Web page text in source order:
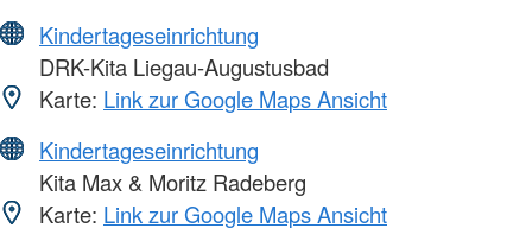
Kindertageseinrichtung
DRK-Kita Liegau-Augustusbad
Karte: Link zur Google Maps Ansicht
Kindertageseinrichtung
Kita Max & Moritz Radeberg
Karte: Link zur Google Maps Ansicht